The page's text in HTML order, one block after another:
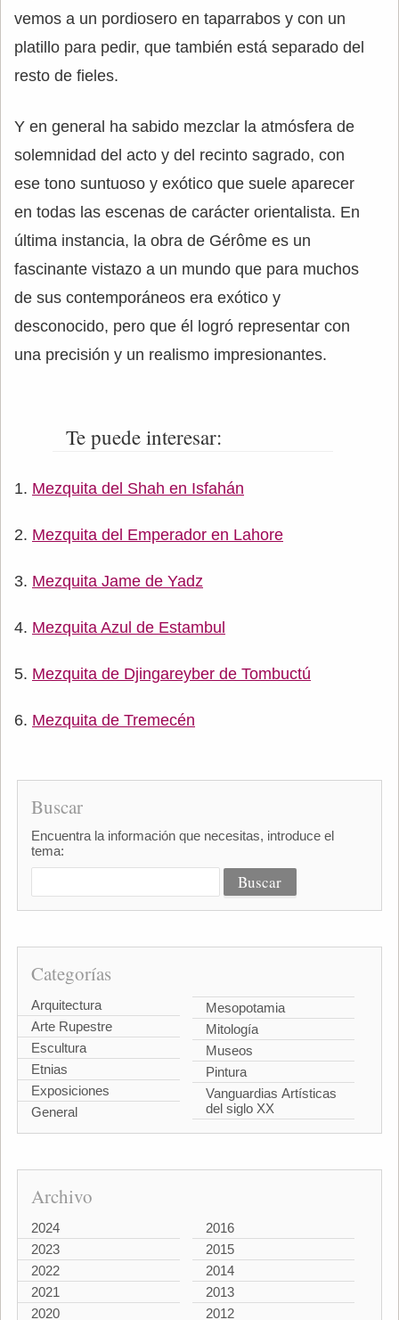
vemos a un pordiosero en taparrabos y con un
platillo para pedir, que también está separado del
resto de fieles.
Y en general ha sabido mezclar la atmósfera de
solemnidad del acto y del recinto sagrado, con
ese tono suntuoso y exótico que suele aparecer
en todas las escenas de carácter orientalista. En
última instancia, la obra de Gérôme es un
fascinante vistazo a un mundo que para muchos
de sus contemporáneos era exótico y
desconocido, pero que él logró representar con
una precisión y un realismo impresionantes.
Te puede interesar:
Mezquita del Shah en Isfahán
Mezquita del Emperador en Lahore
Mezquita Jame de Yadz
Mezquita Azul de Estambul
Mezquita de Djingareyber de Tombuctú
Mezquita de Tremecén
Buscar
Encuentra la información que necesitas, introduce el
tema:
Categorías
Arquitectura
Arte Rupestre
Escultura
Etnias
Exposiciones
General
Mesopotamia
Mitología
Museos
Pintura
Vanguardias Artísticas
del siglo XX
Archivo
2024
2023
2022
2021
2020
2016
2015
2014
2013
2012